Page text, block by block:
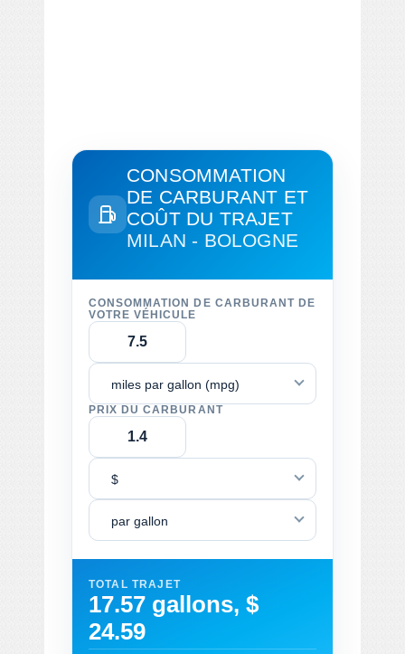
CONSOMMATION
DE CARBURANT ET
COÛT DU TRAJET
MILAN - BOLOGNE
CONSOMMATION DE CARBURANT DE
VOTRE VÉHICULE
miles par gallon (mpg)
PRIX DU CARBURANT
$
par gallon
TOTAL TRAJET
17.57 gallons, $
24.59